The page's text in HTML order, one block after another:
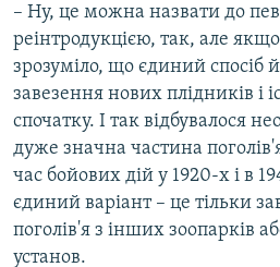
– Ну, це можна назвати до
реінтродукцією, так, але
зрозуміло, що єдиний спосіб
завезення нових плідників і
спочатку. І так відбувалося
дуже значна частина
час бойових дій у 1920-х і в
єдиний варіант – це тільки
поголів'я з інших зоопарків
установ.